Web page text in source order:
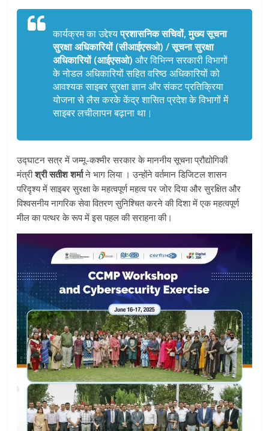
कार्यक्रम का उद्देश्यप्रशासनिक सचिवों,मुख्य सूचना
सुरक्षा अधिकारियों (सीआईएसओ) / सूचना सुरक्षा
अधिकारियों (आईएसओ) और विभिन्न सरकारी विभागों
के नोडल अधिकारियों सहित वरिष्ठ अधिकारियों को
आवश्यक साइबर सुरक्षा ज्ञान और संकट प्रतिक्रिया
योजना से लैस करके केंद्र शासित प्रदेश के विभागों में
साइबर लचीलापन बढ़ाना था।
उद्घाटन सत्र में जम्मू-कश्मीर सरकार के माननीय सूचना प्रौद्योगिकी
मंत्रीश्री सतीश शर्माने भाग लिया । उन्होंने वर्तमान डिजिटल शासन
परिदृश्य में साइबर सुरक्षा के महत्वपूर्ण महत्व पर जोर दिया और सुरक्षित और
विश्वसनीय नागरिक सेवा वितरण सुनिश्चित करने की दिशा में एक महत्वपूर्ण
मील का पत्थर के रूप में इस पहल की सराहना की।